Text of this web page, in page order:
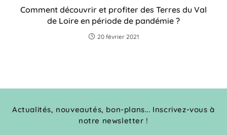
Comment découvrir et profiter des Terres du Val
de Loire en période de pandémie ?
20 février 2021
Actualités, nouveautés, bon-plans... Inscrivez-vous à
notre newsletter !